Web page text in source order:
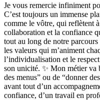
Je vous remercie infiniment
C’est toujours un immense
comme le vôtre, qui reflètent
collaboration et la confiance
tout au long de notre
les valeurs qui m’animent
l’individualisation et le
son unicité. ✨ Mon métier va
des menus” ou de “donner
avant tout d’un
confiance, d’un travail en